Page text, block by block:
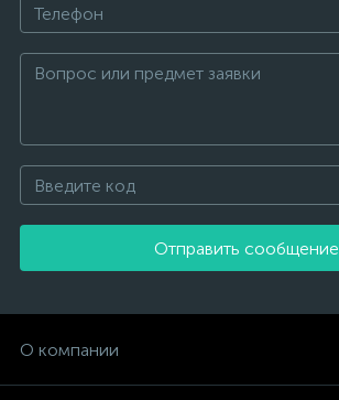
Отправить сообщение
О компании